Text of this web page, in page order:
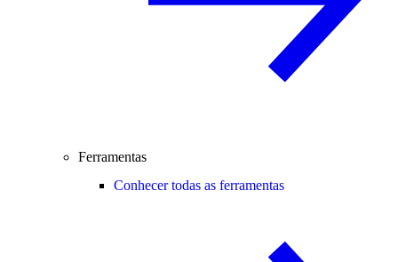
Ferramentas
Conhecer todas as ferramentas